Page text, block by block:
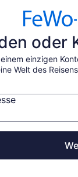
oder
einzigen
Welt des